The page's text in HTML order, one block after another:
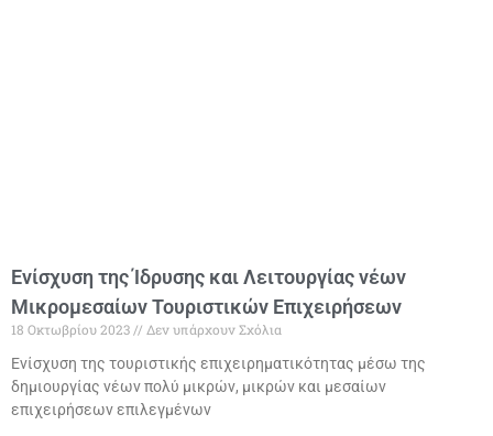
Ενίσχυση της Ίδρυσης και Λειτουργίας νέων
Μικρομεσαίων Τουριστικών Επιχειρήσεων
18 Οκτωβρίου 2023
Δεν υπάρχουν Σχόλια
Ενίσχυση της τουριστικής επιχειρηματικότητας μέσω της
δημιουργίας νέων πολύ μικρών, μικρών και μεσαίων
επιχειρήσεων επιλεγμένων